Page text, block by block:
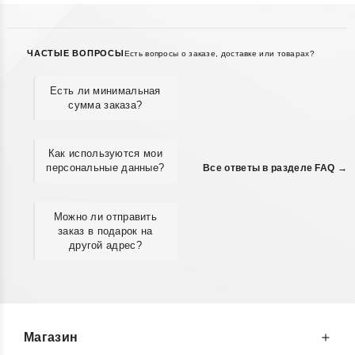
ЧАСТЫЕ ВОПРОСЫЕсть вопросы о заказе, доставке или товарах?
Есть ли минимальная
сумма заказа?
Как используются мои
персональные данные?
Можно ли отправить
заказ в подарок на
другой адрес?
Все ответы в разделе FAQ →
Магазин